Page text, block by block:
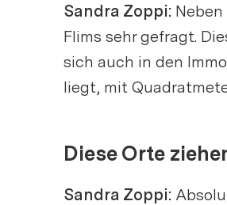
Sandra Zoppi:
Flims sehr gefragt.
sich auch in den
liegt, mit
Diese Orte
Sandra Zoppi: